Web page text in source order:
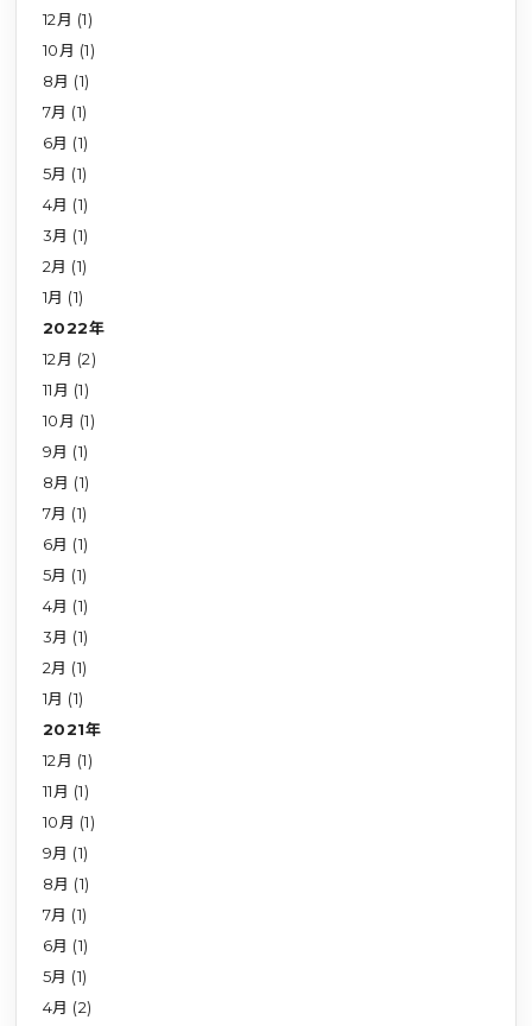
12月 (1)
10月 (1)
8月 (1)
7月 (1)
6月 (1)
5月 (1)
4月 (1)
3月 (1)
2月 (1)
1月 (1)
2022年
12月 (2)
11月 (1)
10月 (1)
9月 (1)
8月 (1)
7月 (1)
6月 (1)
5月 (1)
4月 (1)
3月 (1)
2月 (1)
1月 (1)
2021年
12月 (1)
11月 (1)
10月 (1)
9月 (1)
8月 (1)
7月 (1)
6月 (1)
5月 (1)
4月 (2)